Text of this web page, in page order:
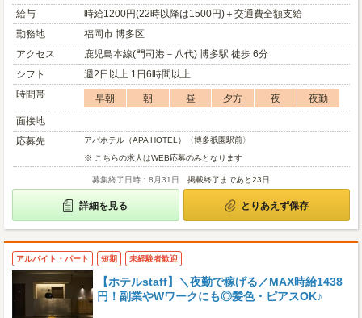
給与
時給1200円(22時以降は1500円)＋交通費全額支給
勤務地
福岡市 博多区
アクセス
鹿児島本線(門司港－八代) 博多駅 徒歩 6分
シフト
週2日以上 1日6時間以上
時間帯
早朝 朝 昼 夕方 夜
夜勤
面接地
応募先
アパホテル（APA HOTEL）〈博多祇園駅前〉
※ こちらの求人はWEB応募のみとなります
募集終了日時：8月31日 掲載終了まであと23日
詳細を見る とりあえず保存
アルバイト・パート 短期 未経験者歓迎
【ホテルstaff】＼夜勤で稼げる／MAX時給1438
円！副業やWワークにも◎髪色・ピアスOK♪